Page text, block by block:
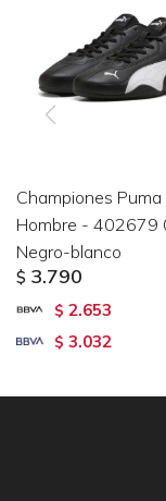
Championes
Hombre - 402679
Negro-blanco
$ 3.790
$ 2.653
$ 3.032